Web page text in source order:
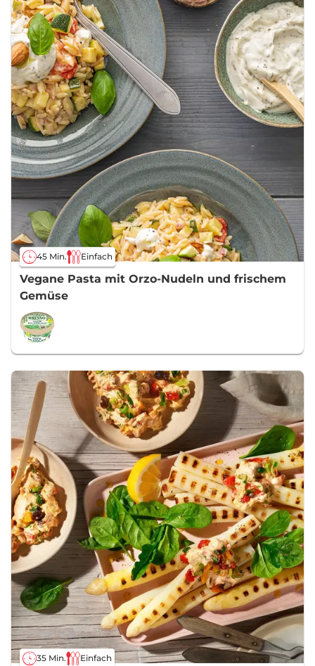
45 Min. Einfach
Vegane Pasta mit Orzo-Nudeln und frischem
Gemüse
35 Min. Einfach